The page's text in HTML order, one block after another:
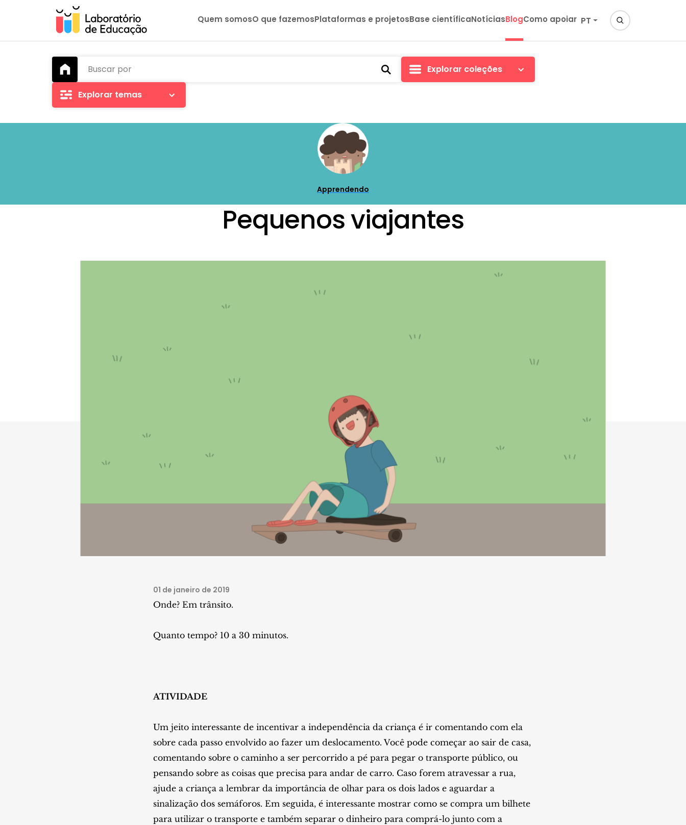
Quem somosO que fazemosPlataformas e projetosBase científicaNotíciasBlogComo apoiar PT
Buscar por Explorar coleções
Explorar temas
Apprendendo
Pequenos viajantes
01 de janeiro de 2019
Onde? Em trânsito.
Quanto tempo? 10 a 30 minutos.
ATIVIDADE
Um jeito interessante de incentivar a independência da criança é ir comentando com ela
sobre cada passo envolvido ao fazer um deslocamento. Você pode começar ao sair de casa,
comentando sobre o caminho a ser percorrido a pé para pegar o transporte público, ou
pensando sobre as coisas que precisa para andar de carro. Caso forem atravessar a rua,
ajude a criança a lembrar da importância de olhar para os dois lados e aguardar a
sinalização dos semáforos. Em seguida, é interessante mostrar como se compra um bilhete
para utilizar o transporte e também separar o dinheiro para comprá-lo junto com a